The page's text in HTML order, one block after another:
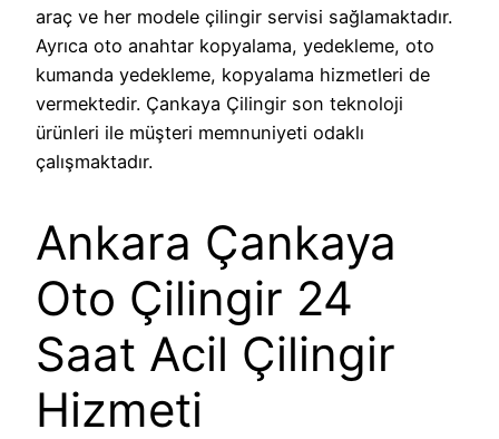
araç ve her modele çilingir servisi sağlamaktadır.
Ayrıca oto anahtar kopyalama, yedekleme, oto
kumanda yedekleme, kopyalama hizmetleri de
vermektedir. Çankaya Çilingir son teknoloji
ürünleri ile müşteri memnuniyeti odaklı
çalışmaktadır.
Ankara Çankaya
Oto Çilingir 24
Saat Acil Çilingir
Hizmeti